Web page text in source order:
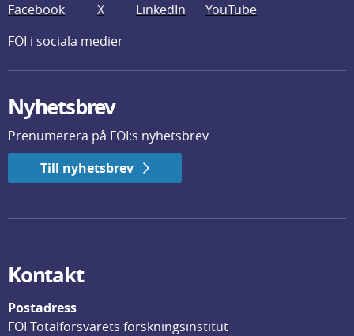
Facebook X LinkedIn
YouTube
FOI i sociala medier
Nyhetsbrev
Prenumerera på FOI:s nyhetsbrev
Till nyhetsbrev
Kontakt
Postadress
FOI Totalförsvarets forskningsinstitut